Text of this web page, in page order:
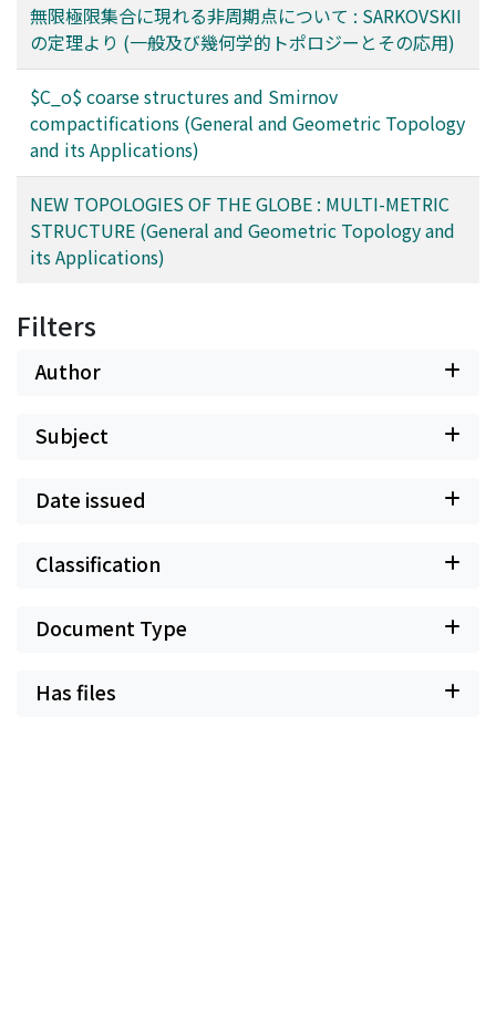
無限極限集合に現れる非周期点について : SARKOVSKII
の定理より (一般及び幾何学的トポロジーとその応用)
$C_o$ coarse structures and Smirnov
compactifications (General and Geometric Topology
and its Applications)
NEW TOPOLOGIES OF THE GLOBE : MULTI-METRIC
STRUCTURE (General and Geometric Topology and
its Applications)
Filters
Author
Subject
Date issued
Classification
Document Type
Has files